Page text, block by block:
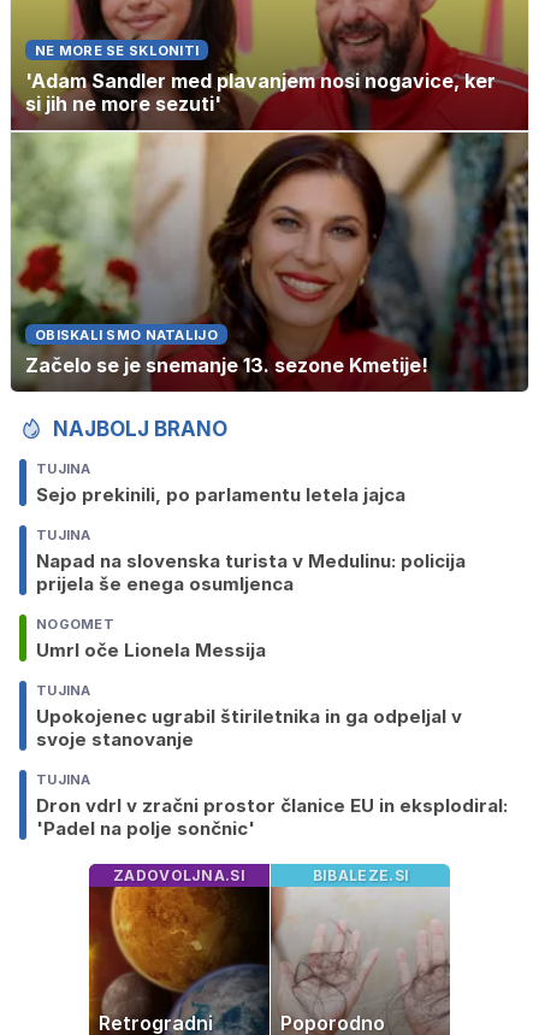
NE MORE SE SKLONITI
'Adam Sandler med plavanjem nosi nogavice, ker
si jih ne more sezuti'
OBISKALI SMO NATALIJO
Začelo se je snemanje 13. sezone Kmetije!
NAJBOLJ BRANO
TUJINA
Sejo prekinili, po parlamentu letela jajca
TUJINA
Napad na slovenska turista v Medulinu: policija
prijela še enega osumljenca
NOGOMET
Umrl oče Lionela Messija
TUJINA
Upokojenec ugrabil štiriletnika in ga odpeljal v
svoje stanovanje
TUJINA
Dron vdrl v zračni prostor članice EU in eksplodiral:
'Padel na polje sončnic'
ZADOVOLJNA.SI
Retrogradni
BIBALEZE.SI
Poporodno